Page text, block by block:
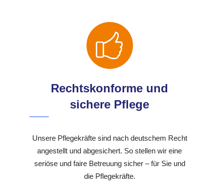
Rechtskonforme und
sichere Pflege
Unsere Pflegekräfte sind nach deutschem Recht
angestellt und abgesichert. So stellen wir eine
seriöse und faire Betreuung sicher – für Sie und
die Pflegekräfte.